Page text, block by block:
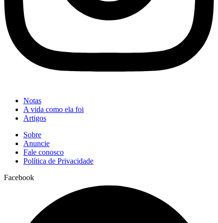
Notas
A vida como ela foi
Artigos
Sobre
Anuncie
Fale conosco
Política de Privacidade
Facebook